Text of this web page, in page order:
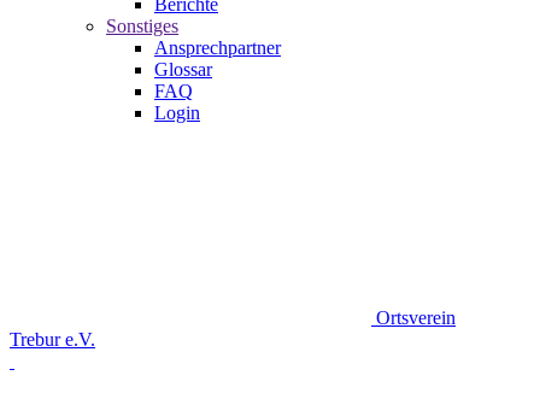
Berichte
Sonstiges
Ansprechpartner
Glossar
FAQ
Login
Ortsverein
Trebur e.V.